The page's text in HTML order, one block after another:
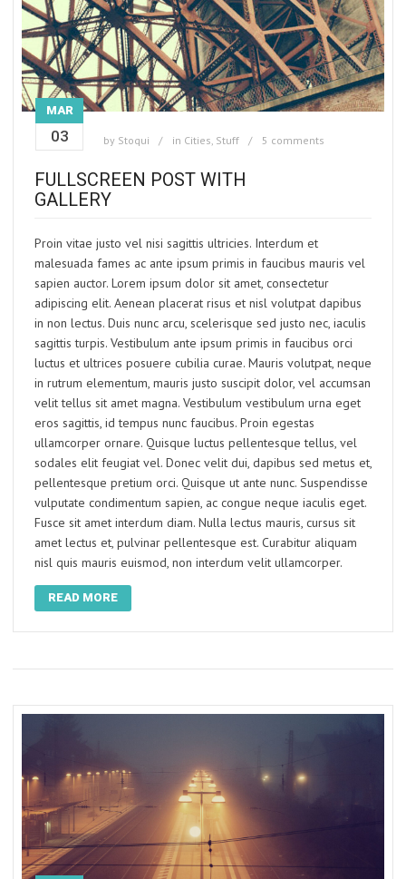
MAR
03 by Stoqui in Cities, Stuff 5 comments
FULLSCREEN POST WITH
GALLERY
Proin vitae justo vel nisi sagittis ultricies. Interdum et
malesuada fames ac ante ipsum primis in faucibus mauris vel
sapien auctor. Lorem ipsum dolor sit amet, consectetur
adipiscing elit. Aenean placerat risus et nisl volutpat dapibus
in non lectus. Duis nunc arcu, scelerisque sed justo nec, iaculis
sagittis turpis. Vestibulum ante ipsum primis in faucibus orci
luctus et ultrices posuere cubilia curae. Mauris volutpat, neque
in rutrum elementum, mauris justo suscipit dolor, vel accumsan
velit tellus sit amet magna. Vestibulum vestibulum urna eget
eros sagittis, id tempus nunc faucibus. Proin egestas
ullamcorper ornare. Quisque luctus pellentesque tellus, vel
sodales elit feugiat vel. Donec velit dui, dapibus sed metus et,
pellentesque pretium orci. Quisque ut ante nunc. Suspendisse
vulputate condimentum sapien, ac congue neque iaculis eget.
Fusce sit amet interdum diam. Nulla lectus mauris, cursus sit
amet lectus et, pulvinar pellentesque est. Curabitur aliquam
nisl quis mauris euismod, non interdum velit ullamcorper.
READ MORE